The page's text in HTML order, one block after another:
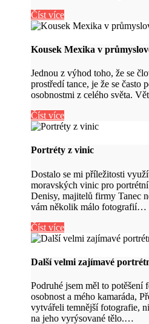
Číst více
Kousek Mexika v
Jednou z výhod toho, že se
prostředí tance, je že se často
osobnostmi z celého světa.
Číst více
Portréty z vinic
Dostalo se mi příležitosti
moravských vinic pro
Denisy, majitelů firmy Tanec
vám několik málo fotografií…
Číst více
Další velmi zajímavé
Podruhé jsem měl to potěšení
osobnost a mého kamaráda,
vytvářeli temnější fotografie,
na jeho vyrýsované tělo.…